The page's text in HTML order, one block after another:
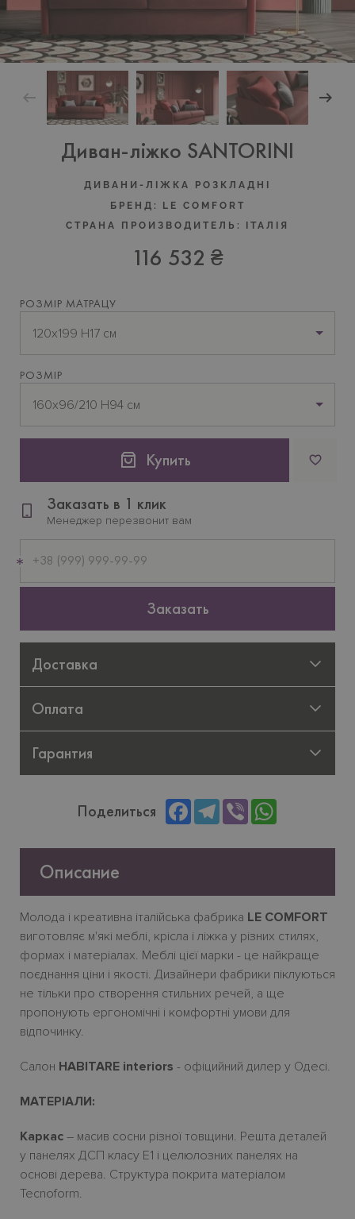
Диван-ліжко SANTORINI
ДИВАНИ-ЛІЖКА РОЗКЛАДНІ
БРЕНД:
LE COMFORT
СТРАНА ПРОИЗВОДИТЕЛЬ:
ІТАЛІЯ
116 532 ₴
РОЗМІР МАТРАЦУ
120x199 H17 см
РОЗМІР
160х96/210 H94 см
Купить
Заказать в 1 клик
Менеджер перезвонит вам
телефон
Заказать
Доставка
Оплата
Гарантия
Поделиться FacebookTelegram
Viber
Описание
Молода і креативна італійська фабрика LE COMFORT
виготовляє м'які меблі, крісла і ліжка у різних стилях,
формах і матеріалах. Меблі цієї марки - це найкраще
поєднання ціни і якості. Дизайнери фабрики піклуються
не тільки про створення стильних речей, а ще
пропонують ергономічнi і комфортнi умови для
відпочинку.
Салон HABITARE interiors - офіцийний дилер у Одесі.
МАТЕРІАЛИ:
Каркас – масив сосни різної товщини. Решта деталей
у панелях ДСП класу Е1 і целюлозних панелях на
основі дерева. Структура покрита матеріалом
Tecnoform.